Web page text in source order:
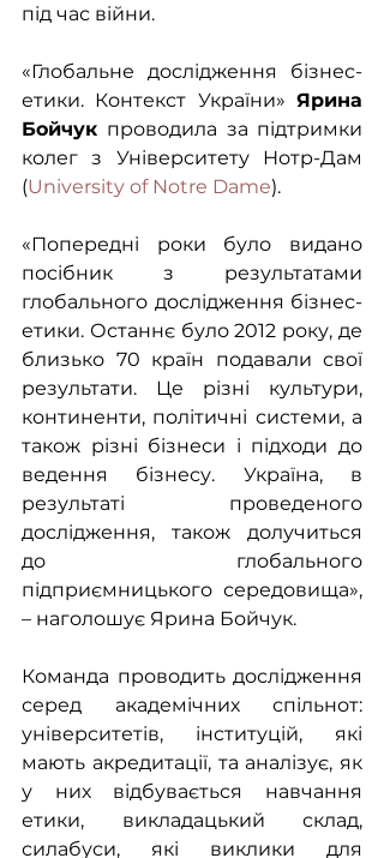
під час війни.
«Глобальне дослідження бізнес-
етики. Контекст України» Ярина
Бойчук проводила за підтримки
колег з Університету Нотр-Дам
(University of Notre Dame).
«Попередні роки було видано
посібник з результатами
глобального дослідження бізнес-
етики. Останнє було 2012 року, де
близько 70 країн подавали свої
результати. Це різні культури,
континенти, політичні системи, а
також різні бізнеси і підходи до
ведення бізнесу. Україна, в
результаті проведеного
дослідження, також долучиться
до глобального
підприємницького середовища»,
– наголошує Ярина Бойчук.
Команда проводить дослідження
серед академічних спільнот:
університетів, інституцій, які
мають акредитації, та аналізує, як
у них відбувається навчання
етики, викладацький склад,
силабуси, які виклики для